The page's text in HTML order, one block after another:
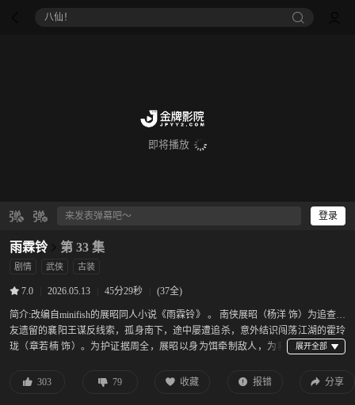
八仙！
即将播放
登录
雨霖铃 第 33 集
剧情 武侠 古装
7.0 2026.05.13 45分29秒 (37全)
简介:改编自minifish的展昭同人小说《雨霖铃》 。 南侠展昭（杨洋 饰）为追查故
友遗留的襄阳王谋反线索，孤身南下，途中屡遭追杀，意外结识闯荡江湖的霍玲
珑（章若楠 饰）。为护证据周全，展昭以身为饵牵制敌人，为救
线索，搜集襄阳王勾结黑白两道、鱼肉百姓、里通外敌的罪证，最终挫败其朝野
303 79 收藏 报错 分享